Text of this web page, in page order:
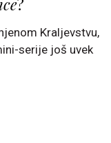
?
Kraljevstvu,
serije još uvek